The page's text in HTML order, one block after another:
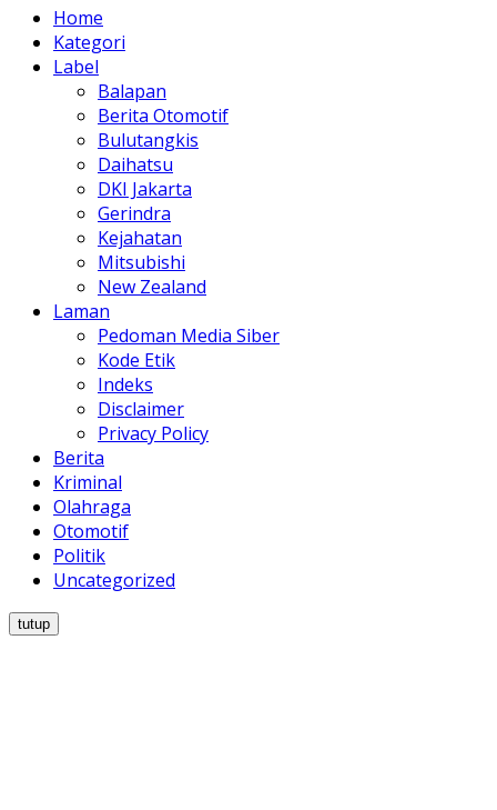
Home
Kategori
Label
Balapan
Berita Otomotif
Bulutangkis
Daihatsu
DKI Jakarta
Gerindra
Kejahatan
Mitsubishi
New Zealand
Laman
Pedoman Media Siber
Kode Etik
Indeks
Disclaimer
Privacy Policy
Berita
Kriminal
Olahraga
Otomotif
Politik
Uncategorized
tutup